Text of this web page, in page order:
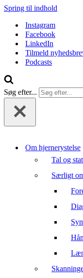
Spring til indhold
Instagram
Facebook
LinkedIn
Tilmeld
Podcasts
Søg efter...
Om hjernerystelse
Tal og
Særligt